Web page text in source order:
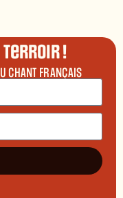
terroir !
CHANT FRANÇAIS